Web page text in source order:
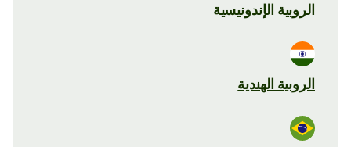
الروبية الإندونيسية
الروبية الهندية